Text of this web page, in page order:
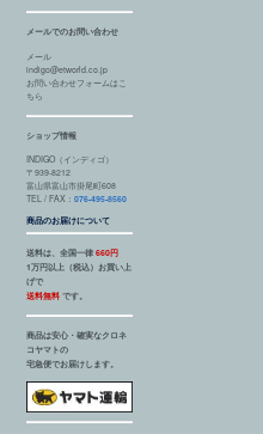
メールでのお問い合わせ
メール
indigo@etworld.co.jp
お問い合わせフォームはこ
ちら
ショップ情報
INDIGO（インディゴ）
〒939-8212
富山県富山市掛尾町608
TEL / FAX：076-495-8560
商品のお届けについて
送料は、全国一律660円
1万円以上（税込）お買い上
げで
送料無料 です。
商品は安心・確実なクロネ
コヤマトの
宅急便でお届けします。